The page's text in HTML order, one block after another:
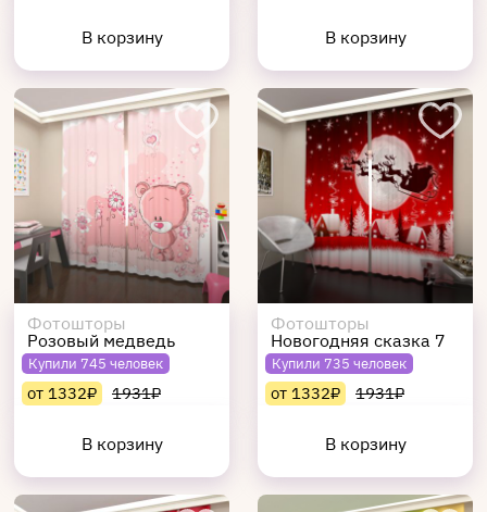
В корзину В корзину
Фотошторы
Розовый медведь
Купили 745 человек
от 1332₽ 1931₽
В корзину
Фотошторы
Новогодняя сказка 7
Купили 735 человек
от 1332₽ 1931₽
В корзину